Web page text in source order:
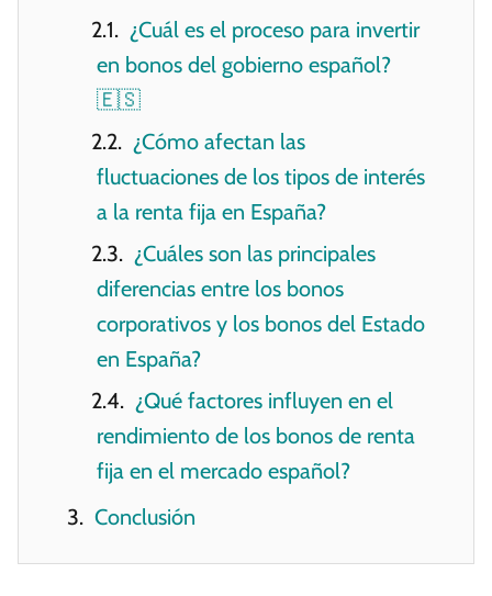
¿Cuál es el proceso para invertir
en bonos del gobierno español?
🇪🇸
¿Cómo afectan las
fluctuaciones de los tipos de interés
a la renta fija en España?
¿Cuáles son las principales
diferencias entre los bonos
corporativos y los bonos del Estado
en España?
¿Qué factores influyen en el
rendimiento de los bonos de renta
fija en el mercado español?
Conclusión